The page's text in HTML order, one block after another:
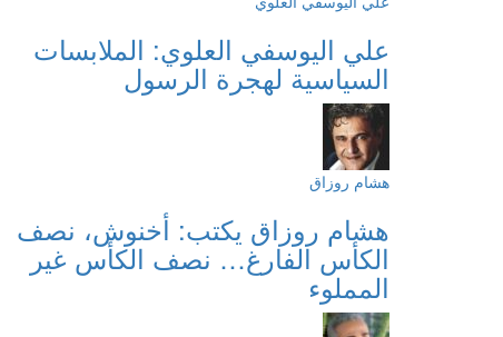
علي اليوسفي العلوي: الملابسات
السياسية لهجرة الرسول
هشام روزاق
هشام روزاق يكتب: أخنوش، نصف
الكأس الفارغ… نصف الكأس غير
المملوء